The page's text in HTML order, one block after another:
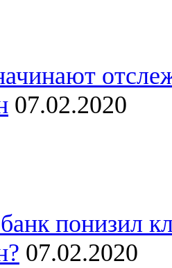
07.02.2020
понизил
07.02.2020